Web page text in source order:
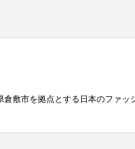
敷市を拠点とする日本のファッ